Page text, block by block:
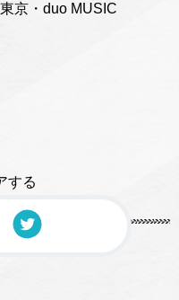
京・duo MUSIC
する